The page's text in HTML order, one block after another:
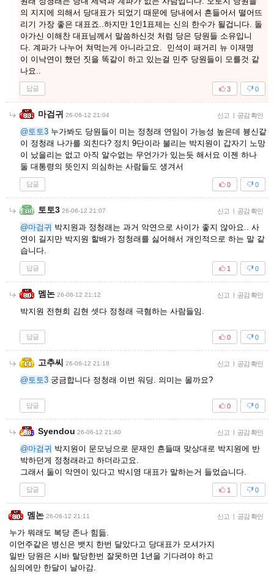
의 지지에 의해서 당대표가 되었기 때문에 당내에서 흔들어서 떨어뜨
리기 가장 좋은 대표죠..하지만 1인1표제는 신의 한수가 될겁니다. 돌
아가신 이해찬 대표님께서 말씀하신것 처럼 당은 당원들 소유입니
다. 계파가 나누어 쳐먹는게 아니라고요. 민석이 패거리 뉴 이재명
이 이낙연이 했던 짓을 똑같이 하고 있는걸 민주 당원들이 모를것 같
나요..
답글 0
3
마검귀 26-06-12 21:04 신고 공감 확인
@토토3 누가봐도 당원들이 미는 정청래 연임이 가능성 높은데 븅신같
이 정청래 나가를 외친다? 정치 9단이라 불리는 박지원이 갑자기 노망
이 났을리는 없고 아직 알수없는 무언가가 있는듯 해서요 이젠 하나
둘 대통령의 뜻인지 의심하는 사람들도 생겨서
답글 0
0
토토3 26-06-12 21:07 신고 공감 확인
@마검귀 박지원과 정청래는 과거 악연으로 사이가 좋지 않아요.. 사
연이 길지만 박지원 할배가 정청래를 싫어해서 개인적으로 하는 말 같
습니다.
답글 0
1
멤논 26-06-12 21:12 신고 공감 확인
박지원 전현희 김현 셋다 정청래 극혐하는 사람들임.
답글 0
0
고추씨 26-06-12 21:18 신고 공감 확인
@토토3 궁금합니다 정청래 이번 워딩. 의미는 몰까요?
답글 0
0
Syendou 26-06-12 21:40 신고 공감 확인
@마검귀 박지원이 문모닝으로 문재인 흔들때 맞상대로 박지원에 반
박하던게 정청래라고 하더라고요.
그래서 둘이 악연이 있다고 박시영 대표가 말하는거 들었습니다.
답글 0
1
멤논 26-06-12 21:11 신고 공감 확인
누가 뭐래도 복당 존나 힘듦.
이언주같은 병신은 뱃지 한번 달았다고 당대표가 모셔가지
일반 당원은 시바 탈당한번 잘못하면 1년을 기다려야 하고
심의에만 한달이 날아감.